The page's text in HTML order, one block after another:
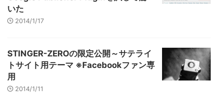
いた
2014/1/17
STINGER-ZEROの限定公開～サテライ
トサイト用テーマ ※Facebookファン専
用
2014/1/11